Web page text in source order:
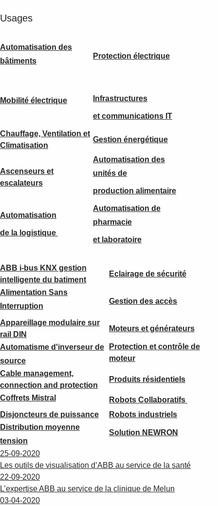
Usages
Automatisation des
bâtiments
Protection électrique
Mobilité électrique Infrastructures
et communications IT
Chauffage, Ventilation et
Climatisation
Gestion énergétique
Ascenseurs et
escalateurs
Automatisation des
unités de
production alimentaire
Automatisation
de la logistique
Automatisation de
pharmacie
et laboratoire
ABB i-bus KNX gestion
intelligente du batiment
Eclairage de sécurité
Alimentation Sans
Interruption
Gestion des accès
Appareillage modulaire sur
rail DIN
Moteurs et générateurs
Automatisme d'inverseur de
source
Protection et contrôle de
moteur
Cable management,
connection and protection
Produits résidentiels
Coffrets Mistral
Robots Collaboratifs
Disjoncteurs de puissance
Robots industriels
Distribution moyenne
tension
Solution NEWRON
25-09-2020
Les outils de visualisation d’ABB au service de la santé
22-09-2020
L’expertise ABB au service de la clinique de Melun
03-04-2020